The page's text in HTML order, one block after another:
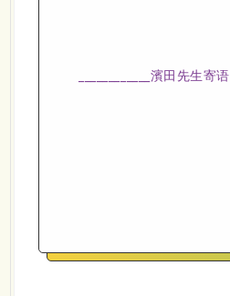
____________濱田先生寄语